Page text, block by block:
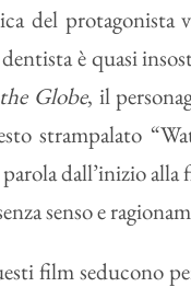
del protagonista
è quasi
Globe, il
strampalato
dall’inizio alla
senso e
film seducono